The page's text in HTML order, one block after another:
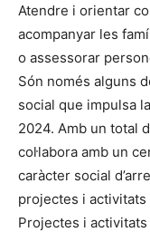
Atendre i orientar
acompanyar les
o assessorar
Són només alguns
social que impulsa
2024. Amb un total
col·labora amb un
caràcter social
projectes i activitats
Projectes i activitats